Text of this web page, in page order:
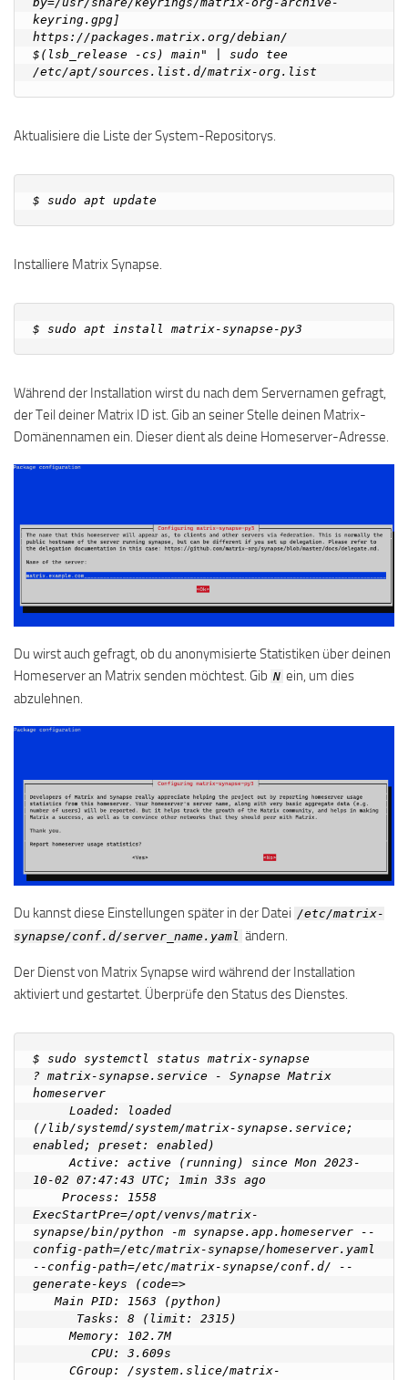
keyring.gpg]
https://packages.matrix.org/debian/
$(lsb_release -cs) main" | sudo tee
Aktualisiere die Liste der System-Repositorys.
Installiere Matrix Synapse.
Während der Installation wirst du nach dem Servernamen gefragt,
der Teil deiner Matrix ID ist. Gib an seiner Stelle deinen Matrix-
Domänennamen ein. Dieser dient als deine Homeserver-Adresse.
Du wirst auch gefragt, ob du anonymisierte Statistiken über deinen
Homeserver an Matrix senden möchtest. Gib N ein, um dies
abzulehnen.
Du kannst diese Einstellungen später in der Datei /etc/matrix-
synapse/conf.d/server_name.yaml ändern.
Der Dienst von Matrix Synapse wird während der Installation
aktiviert und gestartet. Überprüfe den Status des Dienstes.
$ sudo systemctl status matrix-synapse
? matrix-synapse.service - Synapse Matrix
homeserver
(/lib/systemd/system/matrix-synapse.service;
enabled; preset: enabled)
     Active: active (running) since Mon 2023-
10-02 07:47:43 UTC; 1min 33s ago
ExecStartPre=/opt/venvs/matrix-
synapse/bin/python -m synapse.app.homeserver --
config-path=/etc/matrix-synapse/homeserver.yaml
--config-path=/etc/matrix-synapse/conf.d/ --
generate-keys (code=>
   Main PID: 1563 (python)
     Memory: 102.7M